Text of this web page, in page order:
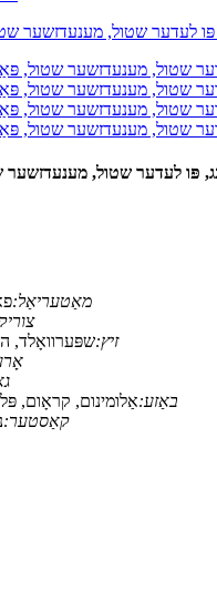
פּו לעדער שטול,
מאַטעריאַל:
זיץ:שפּערוואָלד,
באַזע:אַלומינום, קראָום, פּלאַסטיק 350/
קאַסטער: